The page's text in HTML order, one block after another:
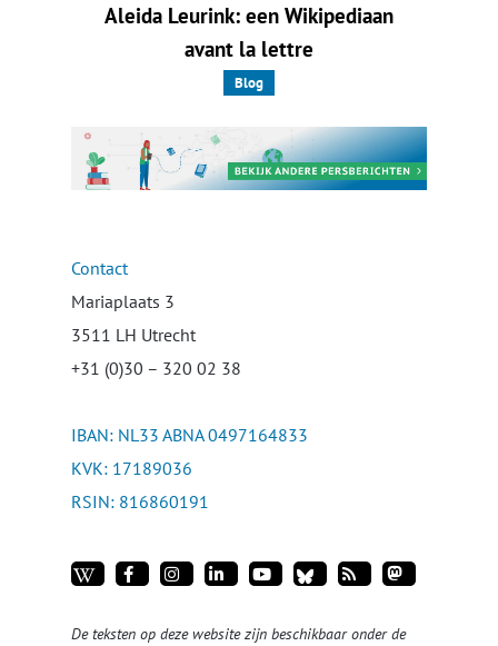
Aleida Leurink: een Wikipediaan
avant la lettre
Blog
Contact
Mariaplaats 3
3511 LH Utrecht
+31 (0)30 – 320 02 38
IBAN: NL33 ABNA 0497164833
KVK: 17189036
RSIN: 816860191
De teksten op deze website zijn beschikbaar onder de